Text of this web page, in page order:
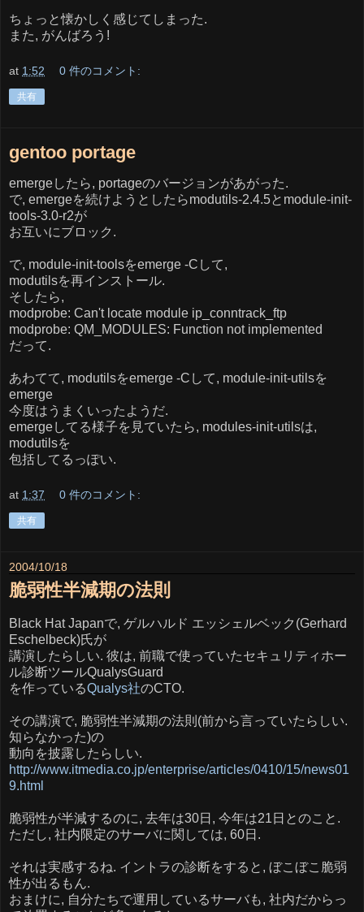
ちょっと懐かしく感じてしまった.
また, がんばろう!
at 1:52 0 件のコメント:
共有
gentoo portage
emergeしたら, portageのバージョンがあがった.
で, emergeを続けようとしたらmodutils-2.4.5とmodule-init-
tools-3.0-r2が
お互いにブロック.
で, module-init-toolsをemerge -Cして,
modutilsを再インストール.
そしたら,
modprobe: Can't locate module ip_conntrack_ftp
modprobe: QM_MODULES: Function not implemented
だって.
あわてて, modutilsをemerge -Cして, module-init-utilsを
emerge
今度はうまくいったようだ.
emergeしてる様子を見ていたら, modules-init-utilsは,
modutilsを
包括してるっぽい.
at 1:37 0 件のコメント:
共有
2004/10/18
脆弱性半減期の法則
Black Hat Japanで, ゲルハルド エッシェルベック(Gerhard
Eschelbeck)氏が
講演したらしい. 彼は, 前職で使っていたセキュリティホー
ル診断ツールQualysGuard
を作っているQualys社のCTO.
その講演で, 脆弱性半減期の法則(前から言っていたらしい.
知らなかった)の
動向を披露したらしい.
http://www.itmedia.co.jp/enterprise/articles/0410/15/news01
9.html
脆弱性が半減するのに, 去年は30日, 今年は21日とのこと.
ただし, 社内限定のサーバに関しては, 60日.
それは実感するね. イントラの診断をすると, ぼこぼこ脆弱
性が出るもん.
おまけに, 自分たちで運用しているサーバも, 社内だからっ